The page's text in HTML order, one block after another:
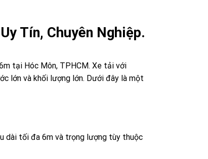
Tín, Chuyên Nghiệp.
tại Hóc Môn, TPHCM. Xe tải với
lớn và khối lượng lớn. Dưới đây là một
dài tối đa 6m và trọng lượng tùy thuộc